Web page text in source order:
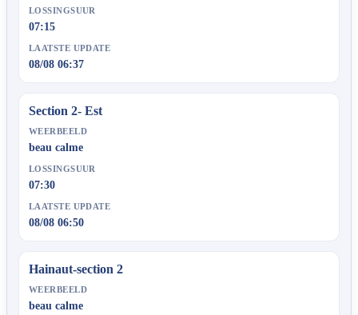
LOSSINGSUUR
07:15
LAATSTE UPDATE
08/08 06:37
Section 2- Est
WEERBEELD
beau calme
LOSSINGSUUR
07:30
LAATSTE UPDATE
08/08 06:50
Hainaut-section 2
WEERBEELD
beau calme